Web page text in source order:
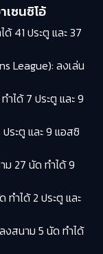
ซนซิโอ้
41 ประตู และ 37
League): ลงเล่น
ได้ 7 ประตู และ 9
ระตู และ 9 แอสซิ
ม 27 นัด ทำได้ 9
ทำได้ 2 ประตู และ
สนาม 5 นัด ทำได้